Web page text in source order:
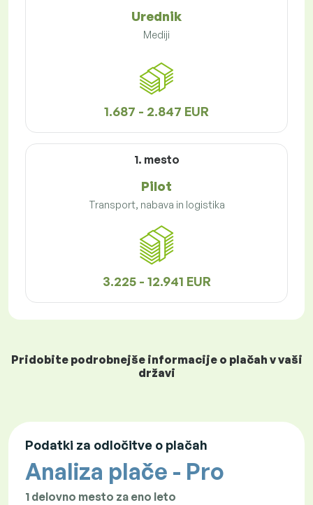
Urednik
Mediji
1.687 - 2.847 EUR
1. mesto
Pilot
Transport, nabava in logistika
3.225 - 12.941 EUR
Pridobite podrobnejše informacije o plačah v vaši
državi
Podatki za odločitve o plačah
Analiza plače - Pro
1 delovno mesto za eno leto